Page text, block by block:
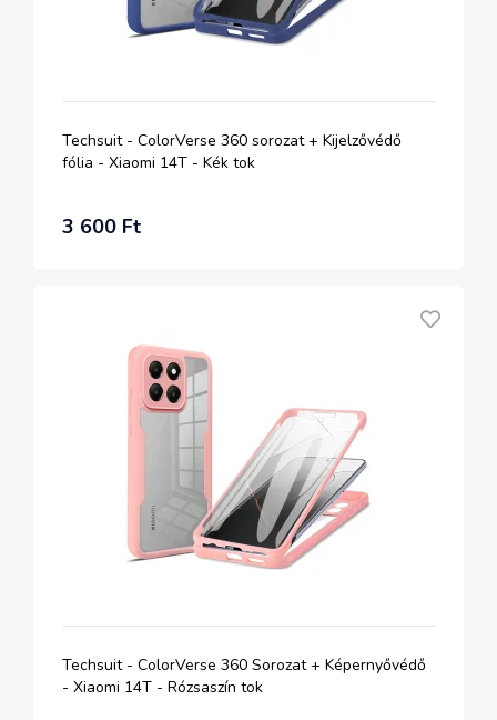
Techsuit - ColorVerse 360 sorozat + Kijelzővédő
fólia - Xiaomi 14T - Kék tok
3 600 Ft
Techsuit - ColorVerse 360 Sorozat + Képernyővédő
- Xiaomi 14T - Rózsaszín tok